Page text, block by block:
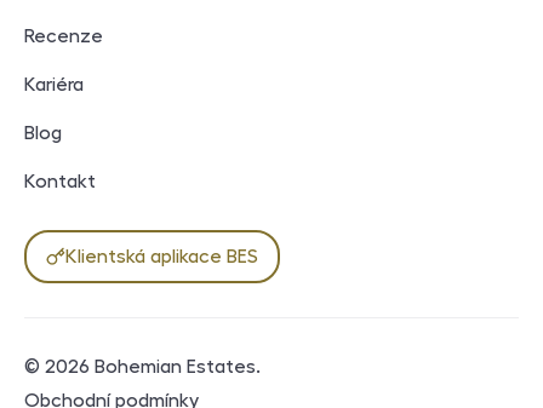
Recenze
Kariéra
Blog
Kontakt
Klientská aplikace BES
© 2026 Bohemian Estates.
Právní dokumenty
Obchodní podmínky